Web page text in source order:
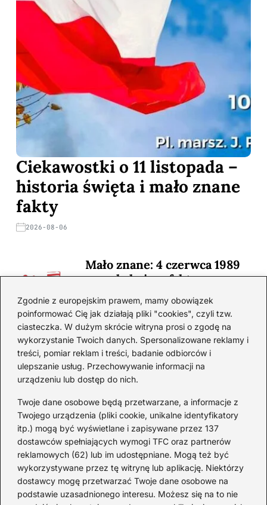
Zgodnie z europejskim prawem, mamy obowiązek
poinformować Cię jak działają pliki "cookies", czyli tzw.
ciasteczka. W dużym skrócie witryna prosi o zgodę na
wykorzystanie Twoich danych. Spersonalizowane reklamy i
treści, pomiar reklam i treści, badanie odbiorców i
ulepszanie usług. Przechowywanie informacji na
urządzeniu lub dostęp do nich.
Twoje dane osobowe będą przetwarzane, a informacje z
Twojego urządzenia (pliki cookie, unikalne identyfikatory
itp.) mogą być wyświetlane i zapisywane przez 137
dostawców spełniających wymogi TFC oraz partnerów
reklamowych (62) lub im udostępniane. Mogą też być
wykorzystywane przez tę witrynę lub aplikację. Niektórzy
dostawcy mogę przetwarzać Twoje dane osobowe na
podstawie uzasadnionego interesu. Możesz się na to nie
Ciekawostki o 11 listopada –
historia święta i mało znane
fakty
2026-08-06
Mało znane: 4 czerwca 1989
— zaskakujące fakty
2026-08-03
Ciekawostki o 1. wojnie
światowej — mało znane
fakty i historie
2026-08-02
Zaskakujące ciekawostki o
Krzysztofie Kolumbie
2026-07-20
Mało znane ciekawostki o
Wisławie Szymborskiej
2026-07-16